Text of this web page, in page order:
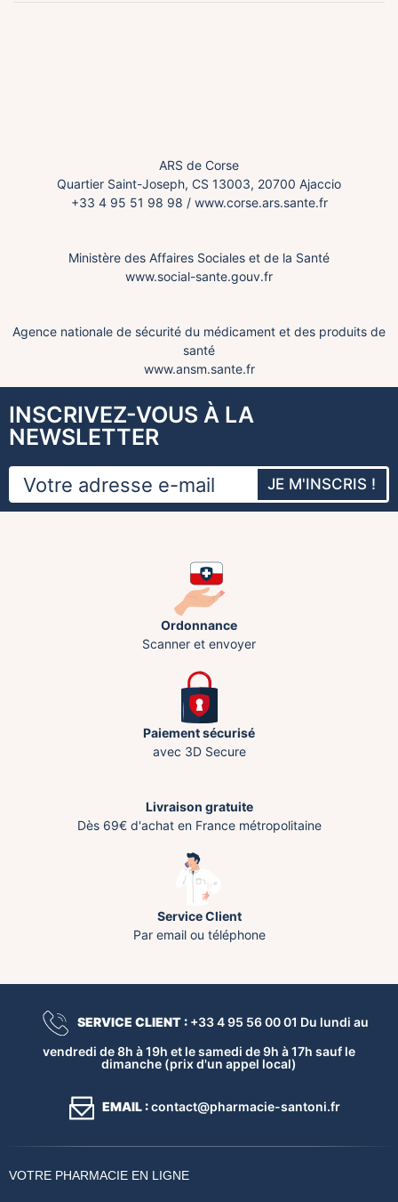
ARS de Corse
Quartier Saint-Joseph, CS 13003, 20700 Ajaccio
+33 4 95 51 98 98 / www.corse.ars.sante.fr
Ministère des Affaires Sociales et de la Santé
www.social-sante.gouv.fr
Agence nationale de sécurité du médicament et des produits de
santé
www.ansm.sante.fr
INSCRIVEZ-VOUS À LA
NEWSLETTER
JE M'INSCRIS !
Ordonnance
Scanner et envoyer
Paiement sécurisé
avec 3D Secure
Livraison gratuite
Dès 69€ d'achat en France métropolitaine
Service Client
Par email ou téléphone
SERVICE CLIENT :+33 4 95 56 00 01 Du lundi au
vendredi de 8h à 19h et le samedi de 9h à 17h sauf le
dimanche (prix d'un appel local)
EMAIL :contact@pharmacie-santoni.fr
VOTRE PHARMACIE EN LIGNE